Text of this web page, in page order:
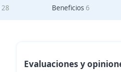
28 Beneficios 6
Evaluaciones y